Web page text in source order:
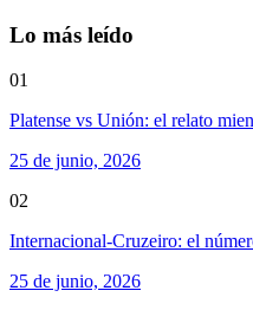
Lo más leído
01
Platense vs Unión: el relato
25 de junio, 2026
02
Internacional-Cruzeiro: el
25 de junio, 2026